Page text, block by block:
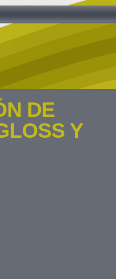
DE
Y